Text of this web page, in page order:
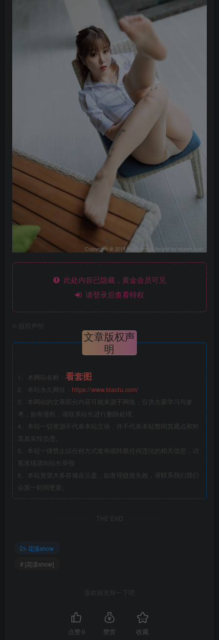
此处内容已隐藏，黄金会员可见
请登录后查看特权
版权声明
文章版权声
明
1、本网站名称： 看套图
2、本站永久网址： https://www.ktaotu.com/
3、本网站的文章部分内容可能来源于网络，仅供大家学习与参
考，如有侵权，请联系站长进行删除处理。
4、本站一切资源不代表本站立场，并不代表本站赞同其观点和对
其真实性负责。
5、本站一律禁止以任何方式发布或转载任何违法的相关信息，访
客发现请向站长举报
6、本站资源大多存储在云盘，如发现链接失效，请联系我们我们
会第一时间更新。
THE END
花漾show
# [花漾show]
喜欢就支持一下吧
点赞 0 赞赏 收藏